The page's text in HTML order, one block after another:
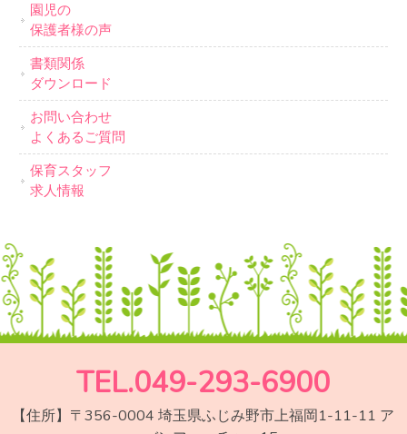
園児の
保護者様の声
書類関係
ダウンロード
お問い合わせ
よくあるご質問
保育スタッフ
求人情報
TEL.049-293-6900
【住所】〒356-0004 埼玉県ふじみ野市上福岡1-11-11 ア